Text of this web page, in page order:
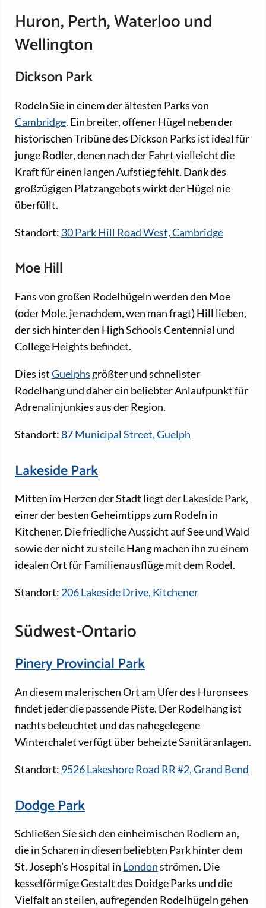
Huron, Perth, Waterloo und
Wellington
Dickson Park
Rodeln Sie in einem der ältesten Parks von
Cambridge. Ein breiter, offener Hügel neben der
historischen Tribüne des Dickson Parks ist ideal für
junge Rodler, denen nach der Fahrt vielleicht die
Kraft für einen langen Aufstieg fehlt. Dank des
großzügigen Platzangebots wirkt der Hügel nie
überfüllt.
Standort: 30 Park Hill Road West, Cambridge
Moe Hill
Fans von großen Rodelhügeln werden den Moe
(oder Mole, je nachdem, wen man fragt) Hill lieben,
der sich hinter den High Schools Centennial und
College Heights befindet.
Dies istGuelphs größter und schnellster
Rodelhang und daher ein beliebter Anlaufpunkt für
Adrenalinjunkies aus der Region.
Standort:87 Municipal Street, Guelph
Lakeside Park
Mitten im Herzen der Stadt liegt der Lakeside Park,
einer der besten Geheimtipps zum Rodeln in
Kitchener. Die friedliche Aussicht auf See und Wald
sowie der nicht zu steile Hang machen ihn zu einem
idealen Ort für Familienausflüge mit dem Rodel.
Standort: 206 Lakeside Drive, Kitchener
Südwest-Ontario
Pinery Provincial Park
An diesem malerischen Ort am Ufer des Huronsees
findet jeder die passende Piste. Der Rodelhang ist
nachts beleuchtet und das nahegelegene
Winterchalet verfügt über beheizte Sanitäranlagen.
Standort: 9526 Lakeshore Road RR #2, Grand Bend
Dodge Park
Schließen Sie sich den einheimischen Rodlern an,
die in Scharen in diesen beliebten Park hinter dem
St. Joseph’s Hospital in Londonströmen. Die
kesselförmige Gestalt des Doidge Parks und die
Vielfalt an steilen, aufregenden Rodelhügeln gehen